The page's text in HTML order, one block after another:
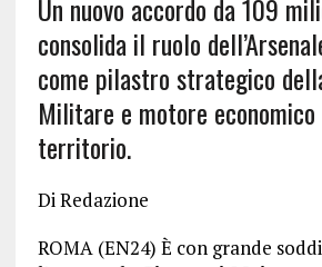
Un nuovo accordo da 109
consolida il ruolo
come pilastro strategico
Militare e motore
territorio.
Di Redazione
ROMA (EN24) È con grande